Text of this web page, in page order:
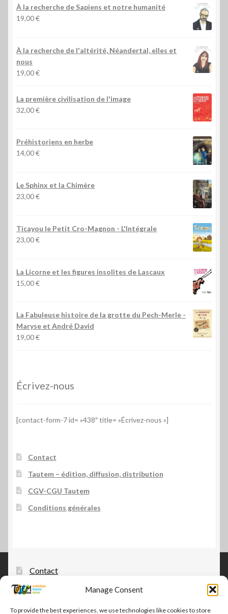
Manage Consent
To provide the best experiences, we use technologies like cookies to store
À la recherche de Sapiens et notre humanité
19,00€
À la recherche de l'altérité, Néandertal, elles et
nous
19,00€
La première civilisation de l'image
32,00€
Préhistoriens en herbe
14,00€
Le Sphinx et la Chimère
23,00€
Ticayou le Petit Cro-Magnon - L'Intégrale
23,00€
La Licorne et les figures insolites de Lascaux
15,00€
La Fabuleuse histoire de la grotte du Pech-Merle -
Maryse et André David
19,00€
Écrivez-nous
[contact-form-7 id= »438″ title= »Écrivez-nous »]
Contact
Tautem – édition, diffusion, distribution
CGV-CGU Tautem
Conditions générales
Contact
Tautem – édition, diffusion, distribution
CGV-CGU Tautem